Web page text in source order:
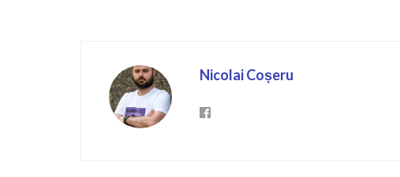
Nicolai Coșeru